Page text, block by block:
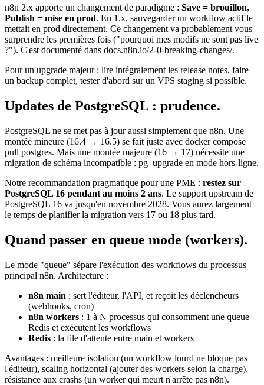
n8n 2.x apporte un changement de paradigme : Save = brouillon,
Publish = mise en prod. En 1.x, sauvegarder un workflow actif le
mettait en prod directement. Ce changement va probablement vous
surprendre les premières fois ("pourquoi mes modifs ne sont pas live
?"). C'est documenté dans docs.n8n.io/2-0-breaking-changes/.
Pour un upgrade majeur : lire intégralement les release notes, faire
un backup complet, tester d'abord sur un VPS staging si possible.
Updates de PostgreSQL : prudence.
PostgreSQL ne se met pas à jour aussi simplement que n8n. Une
montée mineure (16.4 → 16.5) se fait juste avec docker compose
pull postgres. Mais une montée majeure (16 → 17) nécessite une
migration de schéma incompatible : pg_upgrade en mode hors-ligne.
Notre recommandation pragmatique pour une PME : restez sur
PostgreSQL 16 pendant au moins 2 ans. Le support upstream de
PostgreSQL 16 va jusqu'en novembre 2028. Vous aurez largement
le temps de planifier la migration vers 17 ou 18 plus tard.
Quand passer en queue mode (workers).
Le mode "queue" sépare l'exécution des workflows du processus
principal n8n. Architecture :
n8n main : sert l'éditeur, l'API, et reçoit les déclencheurs
(webhooks, cron)
n8n workers : 1 à N processus qui consomment une queue
Redis et exécutent les workflows
Redis : la file d'attente entre main et workers
Avantages : meilleure isolation (un workflow lourd ne bloque pas
l'éditeur), scaling horizontal (ajouter des workers selon la charge),
résistance aux crashs (un worker qui meurt n'arrête pas n8n).